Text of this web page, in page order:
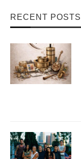
RECENT POSTS